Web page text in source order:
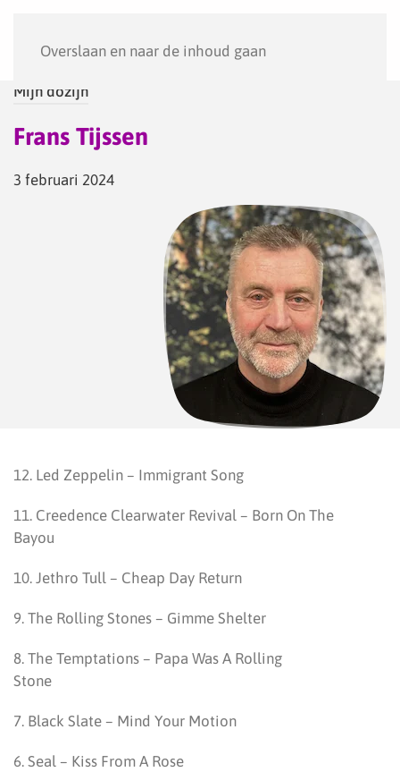
Overslaan en naar de inhoud gaan
Mijn dozijn
Frans Tijssen
3 februari 2024
12. Led Zeppelin – Immigrant Song
11. Creedence Clearwater Revival – Born On The
Bayou
10. Jethro Tull – Cheap Day Return
9. The Rolling Stones – Gimme Shelter
8. The Temptations – Papa Was A Rolling
Stone
7. Black Slate – Mind Your Motion
6. Seal – Kiss From A Rose